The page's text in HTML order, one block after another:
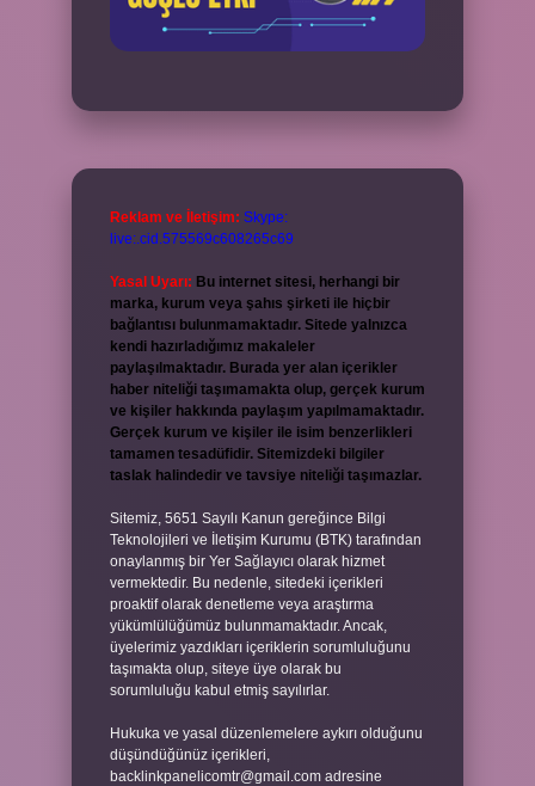
Reklam ve İletişim: Skype:
live:.cid.575569c608265c69
Yasal Uyarı: Bu internet sitesi, herhangi bir
marka, kurum veya şahıs şirketi ile hiçbir
bağlantısı bulunmamaktadır. Sitede yalnızca
kendi hazırladığımız makaleler
paylaşılmaktadır. Burada yer alan içerikler
haber niteliği taşımamakta olup, gerçek kurum
ve kişiler hakkında paylaşım yapılmamaktadır.
Gerçek kurum ve kişiler ile isim benzerlikleri
tamamen tesadüfidir. Sitemizdeki bilgiler
taslak halindedir ve tavsiye niteliği taşımazlar.
Sitemiz, 5651 Sayılı Kanun gereğince Bilgi
Teknolojileri ve İletişim Kurumu (BTK) tarafından
onaylanmış bir Yer Sağlayıcı olarak hizmet
vermektedir. Bu nedenle, sitedeki içerikleri
proaktif olarak denetleme veya araştırma
yükümlülüğümüz bulunmamaktadır. Ancak,
üyelerimiz yazdıkları içeriklerin sorumluluğunu
taşımakta olup, siteye üye olarak bu
sorumluluğu kabul etmiş sayılırlar.
Hukuka ve yasal düzenlemelere aykırı olduğunu
düşündüğünüz içerikleri,
backlinkpanelicomtr@gmail.com adresine